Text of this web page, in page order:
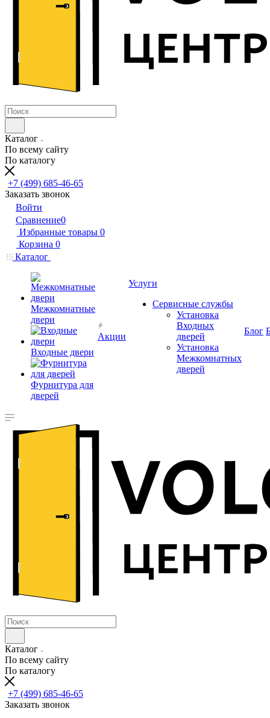
Каталог
По всему сайту
По каталогу
+7 (499) 685-46-65
Заказать звонок
Войти
Сравнение0
Избранные товары 0
Корзина 0
Каталог
Межкомнатные
двери
Входные двери
Фурнитура для
дверей
Акции
Услуги
Сервисные службы
Установка
Входных
дверей
Установка
Межкомнатных
дверей
Блог
Каталог
По всему сайту
По каталогу
+7 (499) 685-46-65
Заказать звонок